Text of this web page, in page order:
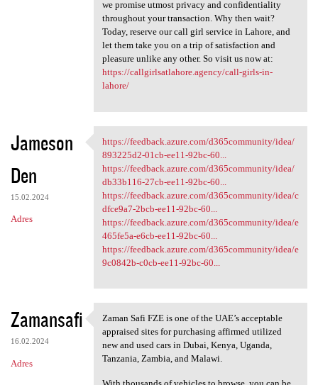
we promise utmost privacy and confidentiality
throughout your transaction. Why then wait?
Today, reserve our call girl service in Lahore, and
let them take you on a trip of satisfaction and
pleasure unlike any other. So visit us now at:
https://callgirlsatlahore.agency/call-girls-in-
lahore/
Jameson
Den
15.02.2024
Adres
https://feedback.azure.com
https://feedback.azure.com/d365community/idea/
893225d2-01cb-ee11-92bc-60...
https://feedback.azure.com/d365community/idea/
db33b116-27cb-ee11-92bc-60...
https://feedback.azure.com/d365community/idea/c
dfce9a7-2bcb-ee11-92bc-60...
https://feedback.azure.com/d365community/idea/e
465fe5a-e6cb-ee11-92bc-60...
https://feedback.azure.com/d365community/idea/e
9c0842b-c0cb-ee11-92bc-60...
Zamansafi
16.02.2024
Adres
Zaman Safi FZE is one of the
Zaman Safi FZE is one of the UAE’s acceptable
appraised sites for purchasing affirmed utilized
new and used cars in Dubai, Kenya, Uganda,
Tanzania, Zambia, and Malawi.